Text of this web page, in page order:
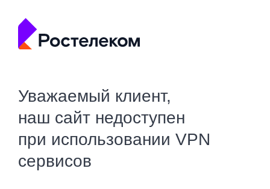
Уважаемый клиент,
наш сайт недоступен
при использовании VPN
сервисов